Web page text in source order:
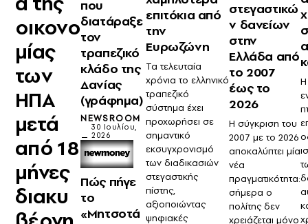
οικονο
μίας
των
ΗΠΑ
μετά
από 18
μήνες
διακυ
που
διατάραξε
τον
τραπεζικό
κλάδο της
Δανίας
(γράφημα)
NEWSROOM
30 Ιουλίου,
2026
Πώς πήγε
το
«Μητσοτά
επιτόκια από
την
Ευρωζώνη
Τα τελευταία
χρόνια το ελληνικό
τραπεζικό
σύστημα έχει
προχωρήσει σε
σημαντικό
εκσυγχρονισμό
των διαδικασιών
στεγαστικής
πίστης,
αξιοποιώντας
ψηφιακές
στεγαστικώ
ν δανείων
στην
Ελλάδα από
το 2007
έως το
2026
Η σύγκριση του
2007 με το 2026
αποκαλύπτει μία
νέα
πραγματικότητα:
σήμερα ο
πολίτης δεν
χρειάζεται μόνο